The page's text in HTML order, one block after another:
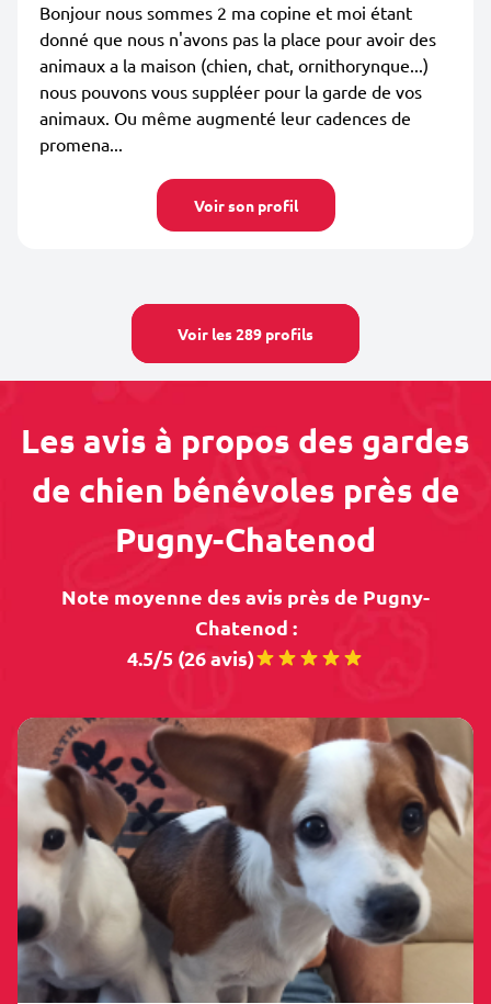
Bonjour nous sommes 2 ma copine et moi étant
donné que nous n'avons pas la place pour avoir des
animaux a la maison (chien, chat, ornithorynque...)
nous pouvons vous suppléer pour la garde de vos
animaux. Ou même augmenté leur cadences de
promena...
Voir son profil
Voir les 289 profils
Les avis à propos des gardes
de chien bénévoles près de
Pugny-Chatenod
Note moyenne des avis près de Pugny-
Chatenod :
4.5/5 (26 avis)